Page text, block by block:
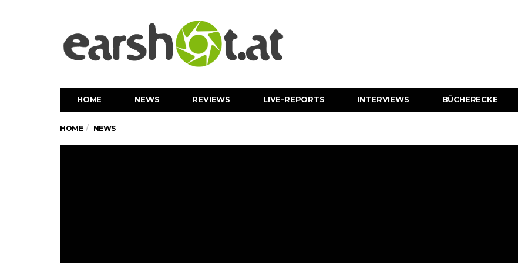
HOME NEWS REVIEWS LIVE-REPORTS INTERVIEWS BÜCHERECKE
HOME NEWS